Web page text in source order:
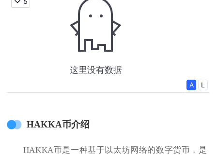
HAKKA币介绍
HAKKA币是一种基于以太坊网络的数字货币，是